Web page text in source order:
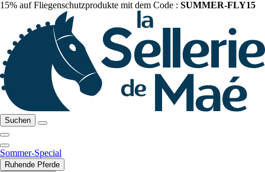
15% auf Fliegenschutzprodukte mit dem Code : SUMMER-FLY15
Suchen
Sommer-Special
Ruhende Pferde